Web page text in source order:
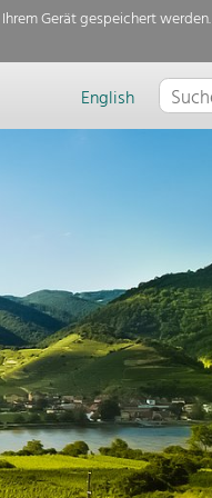
Gerät gespeichert werden.
English